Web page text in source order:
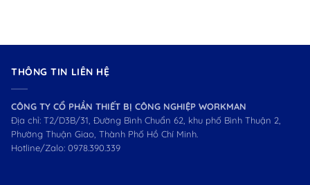
THÔNG TIN LIÊN HỆ
CÔNG TY CỔ PHẦN THIẾT BỊ CÔNG NGHIỆP WORKMAN
Địa chỉ: T2/D3B/31, Đường Bình Chuẩn 62, khu phố Bình Thuận 2,
Phường Thuận Giao, Thành Phố Hồ Chí Minh.
Hotline/Zalo: 0978.390.339